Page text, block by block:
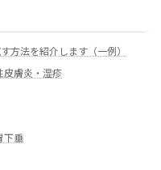
方法を紹介します（一例）
皮膚炎・湿疹
下垂